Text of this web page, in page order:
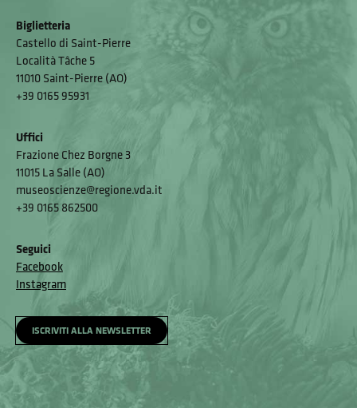
Biglietteria
Castello di Saint-Pierre
Località Tâche 5
11010 Saint-Pierre (AO)
+39 0165 95931
Uffici
Frazione Chez Borgne 3
11015 La Salle (AO)
museoscienze@regione.vda.it
+39 0165 862500
Seguici
Facebook
Instagram
ISCRIVITI ALLA NEWSLETTER